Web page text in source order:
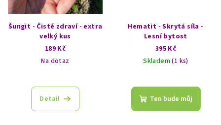
Šungit - Čisté zdraví - extra
velký kus
189 Kč
Na dotaz
Detail
Hematit - Skrytá síla -
Lesní bytost
395 Kč
Skladem(1 ks)
Ten bude můj